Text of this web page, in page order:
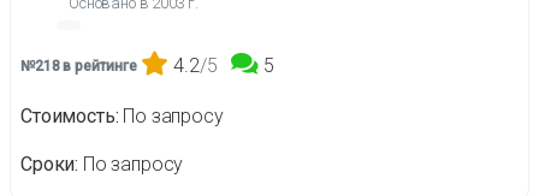
№218 в рейтинге 4.2/5 5
Стоимость По запросу
Сроки По запросу